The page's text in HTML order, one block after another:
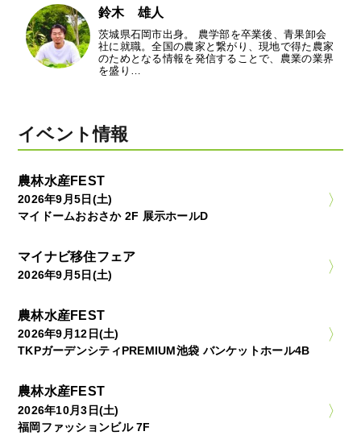
鈴木 雄人
茨城県石岡市出身。 農学部を卒業後、青果卸会
社に就職。全国の農家と繋がり、現地で得た農家
のためとなる情報を発信することで、農業の業界
を盛り…
イベント情報
農林水産FEST
2026年9月5日(土)
マイドームおおさか 2F 展示ホールD
マイナビ移住フェア
2026年9月5日(土)
農林水産FEST
2026年9月12日(土)
TKPガーデンシティPREMIUM池袋 バンケットホール4B
農林水産FEST
2026年10月3日(土)
福岡ファッションビル 7F